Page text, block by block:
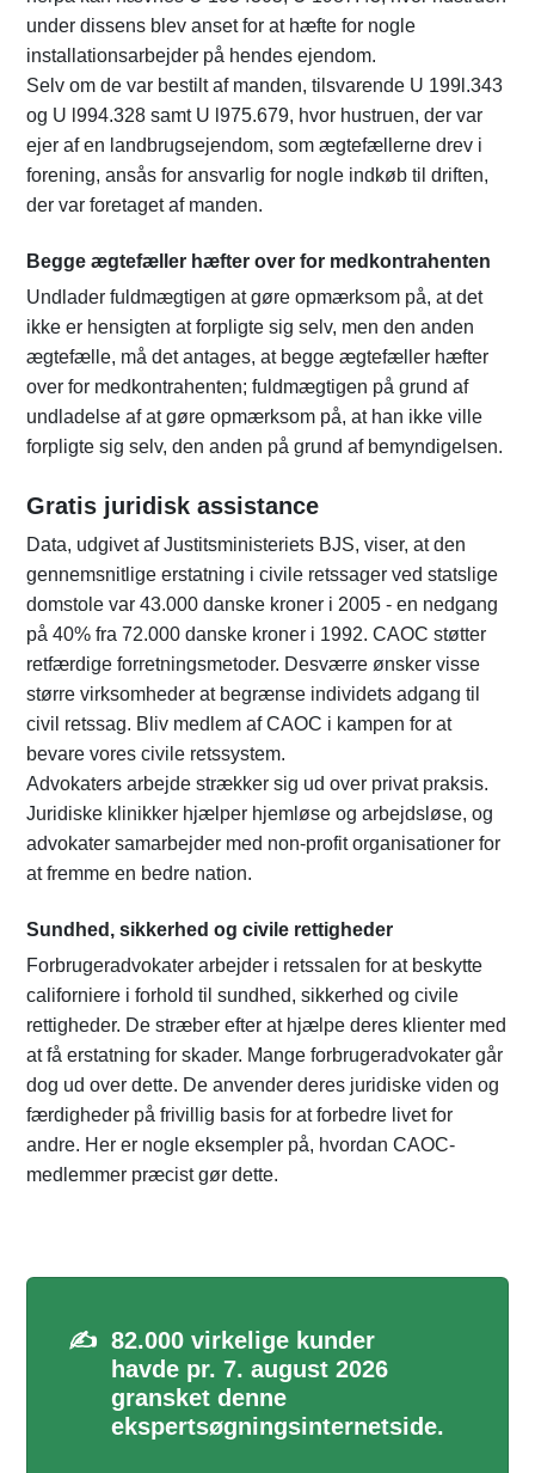
under dissens blev anset for at hæfte for nogle
installationsarbejder på hendes ejendom.
Selv om de var bestilt af manden, tilsvarende U 199l.343
og U l994.328 samt U l975.679, hvor hustruen, der var
ejer af en landbrugsejendom, som ægtefællerne drev i
forening, ansås for ansvarlig for nogle indkøb til driften,
der var foretaget af manden.
Begge ægtefæller hæfter over for medkontrahenten
Undlader fuldmægtigen at gøre opmærksom på, at det
ikke er hensigten at forpligte sig selv, men den anden
ægtefælle, må det antages, at begge ægtefæller hæfter
over for medkontrahenten; fuldmægtigen på grund af
undladelse af at gøre opmærksom på, at han ikke ville
forpligte sig selv, den anden på grund af bemyndigelsen.
Gratis juridisk assistance
Data, udgivet af Justitsministeriets BJS, viser, at den
gennemsnitlige erstatning i civile retssager ved statslige
domstole var 43.000 danske kroner i 2005 - en nedgang
på 40% fra 72.000 danske kroner i 1992. CAOC støtter
retfærdige forretningsmetoder. Desværre ønsker visse
større virksomheder at begrænse individets adgang til
civil retssag. Bliv medlem af CAOC i kampen for at
bevare vores civile retssystem.
Advokaters arbejde strækker sig ud over privat praksis.
Juridiske klinikker hjælper hjemløse og arbejdsløse, og
advokater samarbejder med non-profit organisationer for
at fremme en bedre nation.
Sundhed, sikkerhed og civile rettigheder
Forbrugeradvokater arbejder i retssalen for at beskytte
californiere i forhold til sundhed, sikkerhed og civile
rettigheder. De stræber efter at hjælpe deres klienter med
at få erstatning for skader. Mange forbrugeradvokater går
dog ud over dette. De anvender deres juridiske viden og
færdigheder på frivillig basis for at forbedre livet for
andre. Her er nogle eksempler på, hvordan CAOC-
medlemmer præcist gør dette.
✍️ 82.000 virkelige kunder
havde pr. 7. august 2026
gransket denne
ekspertsøgningsinternetside.